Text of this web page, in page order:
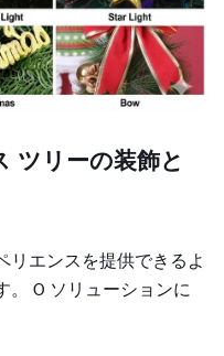
ツリーの装飾と
リエンスを提供できるよ
O ソリューションに